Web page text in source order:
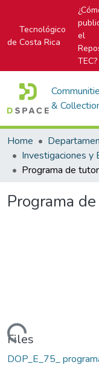
Tecnológico
de Costa Rica
el
TEC?
&
Home
Programa
Loading...
Files
DOP_E_75_